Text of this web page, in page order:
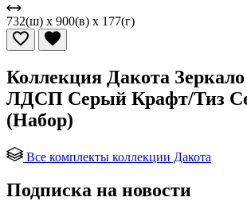
732(ш) x 900(в) x 177(г)
Коллекция Дакота
ЛДСП Серый Крафт/Тиз
(Набор)
Все комплекты коллекции Дакота
Подписка на новости